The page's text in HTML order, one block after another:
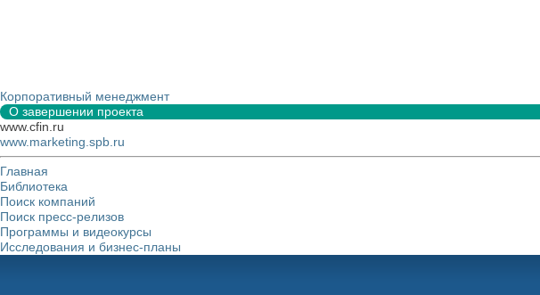
Корпоративный менеджмент
О завершении проекта
www.cfin.ru
www.marketing.spb.ru
Главная
Библиотека
Поиск компаний
Поиск пресс-релизов
Программы и видеокурсы
Исследования и бизнес-планы